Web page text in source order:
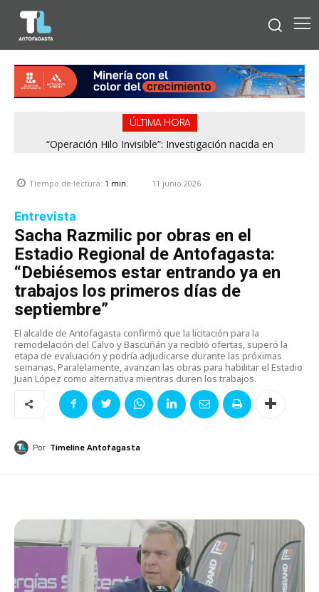
ÚLTIMA HORA
“Operación Hilo Invisible”: Investigación nacida en
Tiempo de lectura: 1 min. 11 junio 2026
Entrevista
Sacha Razmilic por obras en el
Estadio Regional de Antofagasta:
“Debiésemos estar entrando ya en
trabajos los primeros días de
septiembre”
El alcalde de Antofagasta confirmó que la licitación para la
remodelación del Calvo y Bascuñán ya recibió ofertas, superó la
etapa de evaluación y podría adjudicarse durante las próximas
semanas. Paralelamente, avanzan las obras para habilitar el Estadio
Juan López como alternativa mientras duren los trabajos.
Por Timeline Antofagasta